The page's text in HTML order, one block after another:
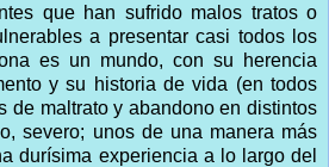
que han sufrido malos tratos o
a presentar casi todos los
es un mundo, con su herencia
y su historia de vida (en todos
de maltrato y abandono en distintos
severo; unos de una manera más
durísima experiencia a lo largo del